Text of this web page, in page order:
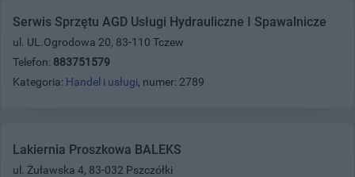
Serwis Sprzętu AGD Usługi Hydrauliczne I Spawalnicze
ul. UL.Ogrodowa 20, 83-110 Tczew
Telefon: 883751579
Kategoria: Handel i usługi, numer: 2789
Lakiernia Proszkowa BALEKS
ul. Żuławska 4, 83-032 Pszczółki